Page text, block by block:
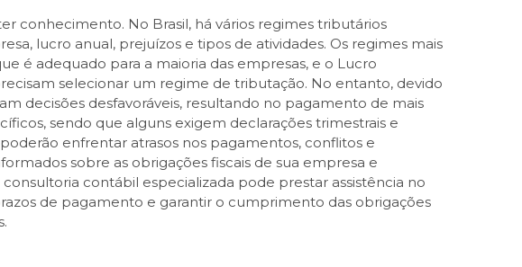
conhecimento. No Brasil, há vários regimes tributários
lucro anual, prejuízos e tipos de atividades. Os regimes mais
é adequado para a maioria das empresas, e o Lucro
selecionar um regime de tributação. No entanto, devido
decisões desfavoráveis, resultando no pagamento de mais
sendo que alguns exigem declarações trimestrais e
enfrentar atrasos nos pagamentos, conflitos e
sobre as obrigações fiscais de sua empresa e
contábil especializada pode prestar assistência no
de pagamento e garantir o cumprimento das obrigações